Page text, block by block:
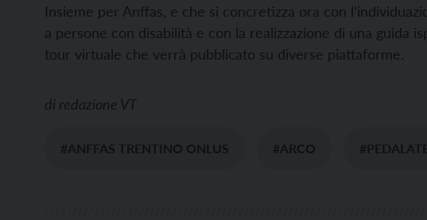
Insieme per Anffas, e che si concretizza ora con
a persone con disabilità e con la realizzazione di una guida
tour virtuale che verrà pubblicato su diverse piattaforme.
di redazione VT
#ANFFAS TRENTINO ONLUS #ARCO